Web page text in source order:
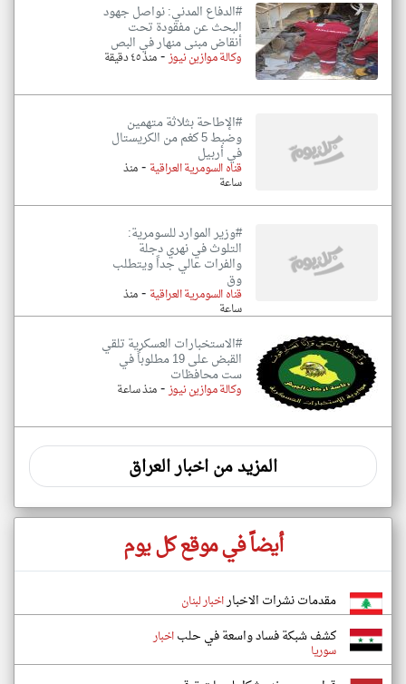
#الدفاع المدني: نواصل جهود
البحث عن مفقودة تحت
أنقاض مبنى منهار في البص
وكالة موازين نيوز-منذ ٤٥ دقيقة
#الإطاحة بثلاثة متهمين
وضبط 5 كغم من الكريستال
في أربيل
قناه السومرية العراقية -منذ
ساعة
#وزير الموارد للسومرية:
التلوث في نهري دجلة
والفرات عالي جداً ويتطلب
وق
قناه السومرية العراقية -منذ
ساعة
#الاستخبارات العسكرية تلقي
القبض على 19 مطلوباً في
ست محافظات
وكالة موازين نيوز-منذ ساعة
المزيد من اخبار العراق
أيضاً في موقع كل يوم
مقدمات نشرات الاخباراخبار لبنان
كشف شبكة فساد واسعة في حلباخبار
سوريا